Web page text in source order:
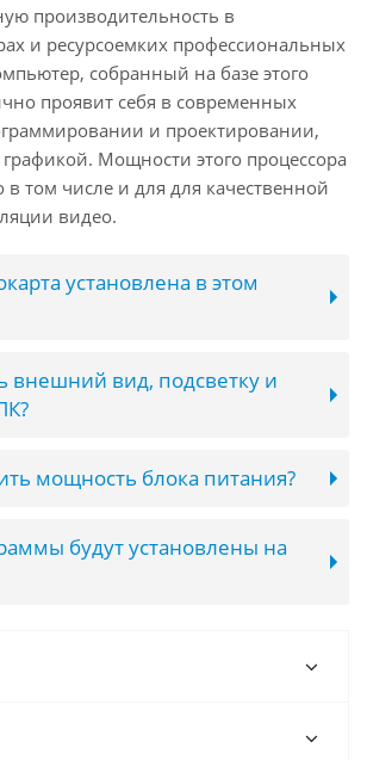
производительность в
и ресурсоемких профессиональных
собранный на базе этого
проявит себя в современных
и проектировании,
Мощности этого процессора
в том числе и для для качественной
видео.
установлена в этом
внешний вид, подсветку и
мощность блока питания?
будут установлены на